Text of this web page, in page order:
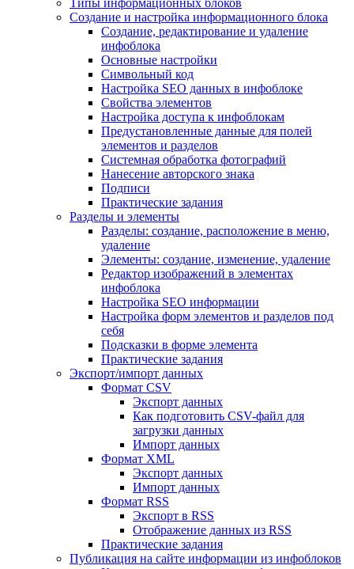
Типы информационных блоков
Создание и настройка информационного блока
Создание, редактирование и удаление
инфоблока
Основные настройки
Символьный код
Настройка SEO данных в инфоблоке
Свойства элементов
Настройка доступа к инфоблокам
Предустановленные данные для полей
элементов и разделов
Системная обработка фотографий
Нанесение авторского знака
Подписи
Практические задания
Разделы и элементы
Разделы: создание, расположение в меню,
удаление
Элементы: создание, изменение, удаление
Редактор изображений в элементах
инфоблока
Настройка SEO информации
Настройка форм элементов и разделов под
себя
Подсказки в форме элемента
Практические задания
Экспорт/импорт данных
Формат CSV
Экспорт данных
Как подготовить CSV-файл для
загрузки данных
Импорт данных
Формат XML
Экспорт данных
Импорт данных
Формат RSS
Экспорт в RSS
Отображение данных из RSS
Практические задания
Публикация на сайте информации из инфоблоков